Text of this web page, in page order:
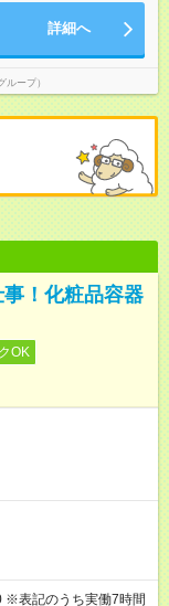
詳細へ
ープ）
！化粧品容器
OK